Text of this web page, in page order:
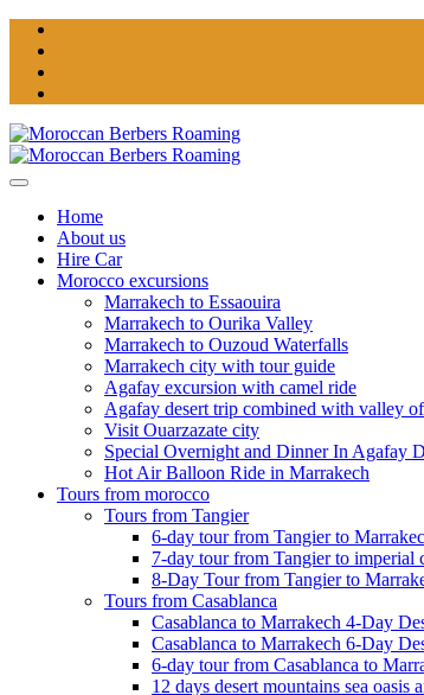
Home
About us
Hire Car
Morocco excursions
Marrakech to Essaouira
Marrakech to Ourika Valley
Marrakech to Ouzoud Waterfalls
Marrakech city with tour guide
Agafay excursion with camel ride
Agafay desert trip combined with valley
Visit Ouarzazate city
Special Overnight and Dinner In Agafay
Hot Air Balloon Ride in Marrakech
Tours from morocco
Tours from Tangier
6-day tour from Tangier to
7-day tour from Tangier to imperial
8-Day Tour from Tangier to
Tours from Casablanca
Casablanca to Marrakech 4-Day
Casablanca to Marrakech 6-Day
6-day tour from Casablanca to
12 days desert mountains sea oasis